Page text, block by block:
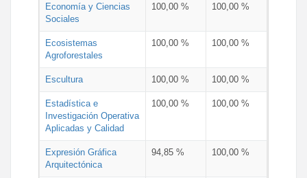
Economía y Ciencias
Sociales
100,00 % 100,00 %
Ecosistemas
Agroforestales
100,00 % 100,00 %
Escultura 100,00 % 100,00 %
Estadística e
Investigación Operativa
Aplicadas y Calidad
100,00 % 100,00 %
Expresión Gráfica
Arquitectónica
94,85 % 100,00 %